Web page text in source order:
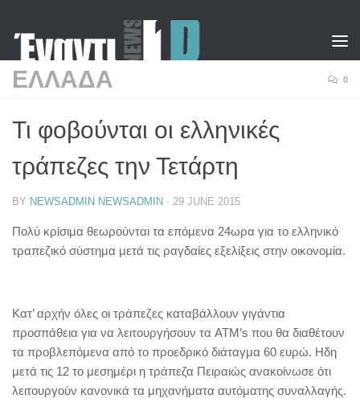
ΕΛΛΑΔΑ 0
Τι φοβούνται οι ελληνικές
τράπεζες την Τετάρτη
BY NEWSADMIN NEWSADMIN · 29 JUNE 2015
Πολύ κρίσιμα θεωρούνται τα επόμενα 24ωρα για το ελληνικό
τραπεζικό σύστημα μετά τις ραγδαίες εξελίξεις στην οικονομία.
Κατ’ αρχήν όλες οι τράπεζες καταβάλλουν γιγάντια
προσπάθεια για να λειτουργήσουν τα ATM’s που θα διαθέτουν
τα προβλεπόμενα από το προεδρικό διάταγμα 60 ευρώ. Ηδη
μετά τις 12 το μεσημέρι η τράπεζα Πειραιώς ανακοίνωσε ότι
λειτουργούν κανονικά τα μηχανήματα αυτόματης συναλλαγής.